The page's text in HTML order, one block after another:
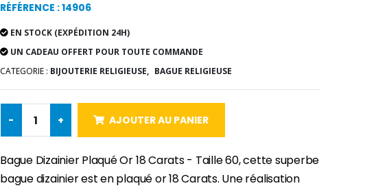
RÉFÉRENCE : 14906
EN STOCK (EXPÉDITION 24H)
UN CADEAU OFFERT POUR TOUTE COMMANDE
CATEGORIE : BIJOUTERIE RELIGIEUSE, BAGUE RELIGIEUSE
- + AJOUTER AU PANIER
Bague Dizainier Plaqué Or 18 Carats - Taille 60, cette superbe
bague dizainier est en plaqué or 18 Carats. Une réalisation